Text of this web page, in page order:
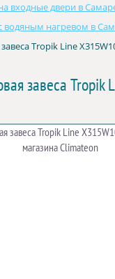
входные двери в
водяным нагревом в
Tropik Line
завеса Tropik